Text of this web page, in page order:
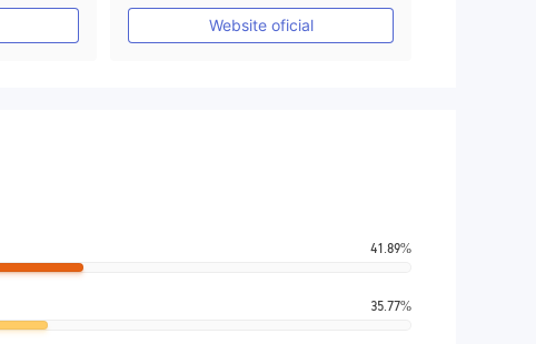
Etiqueta principal MT4
Website oficial
41.89%
35.77%